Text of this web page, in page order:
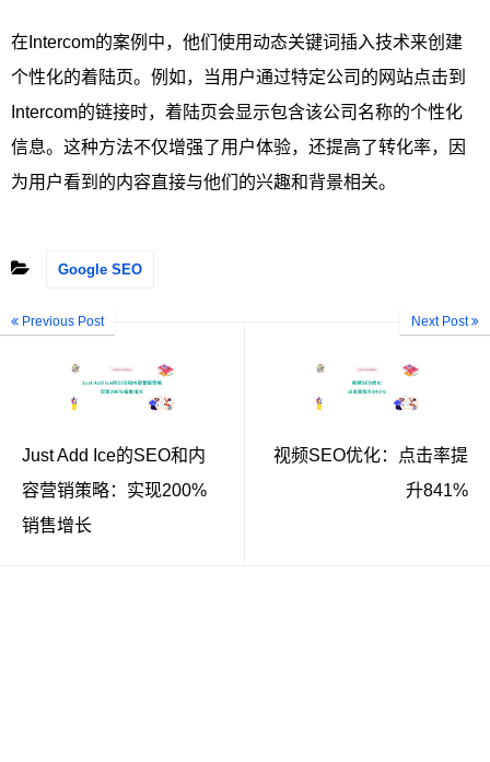
在Intercom的案例中，他们使用动态关键词插入技术来创建
个性化的着陆页。例如，当用户通过特定公司的网站点击到
Intercom的链接时，着陆页会显示包含该公司名称的个性化
信息。这种方法不仅增强了用户体验，还提高了转化率，因
为用户看到的内容直接与他们的兴趣和背景相关。
Google SEO
Previous Post
Just Add Ice的SEO和内
容营销策略：实现200%
销售增长
Next Post
视频SEO优化：点击率提
升841%